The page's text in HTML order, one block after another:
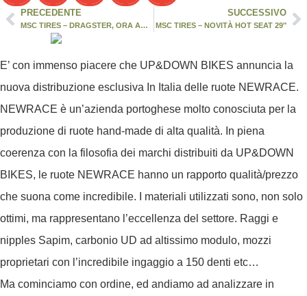
PRECEDENTE
MSC TIRES – DRAGSTER, ORA ANCHE IN VERSIONE 2.20!
SUCCESSIVO
MSC TIRES – NOVITÀ HOT SEAT 29″
E’ con immenso piacere che UP&DOWN BIKES annuncia la
nuova distribuzione esclusiva In Italia delle ruote NEWRACE.
NEWRACE è un’azienda portoghese molto conosciuta per la
produzione di ruote hand-made di alta qualità. In piena
coerenza con la filosofia dei marchi distribuiti da UP&DOWN
BIKES, le ruote NEWRACE hanno un rapporto qualità/prezzo
che suona come incredibile. I materiali utilizzati sono, non solo
ottimi, ma rappresentano l’eccellenza del settore. Raggi e
nipples Sapim, carbonio UD ad altissimo modulo, mozzi
proprietari con l’incredibile ingaggio a 150 denti etc…
Ma cominciamo con ordine, ed andiamo ad analizzare in